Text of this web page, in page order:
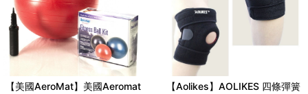
【美國AeroMat】美國Aeromat
【Aolikes】AOLIKES 四條彈簧